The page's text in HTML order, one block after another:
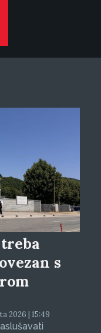
s
2026 | 15:49